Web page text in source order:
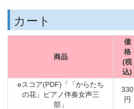
カート
商品
価
格
(税
込)
eスコア(PDF)「「からたち
の花」ピアノ伴奏女声三
部」
330
円